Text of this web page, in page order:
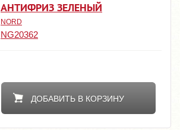
АНТИФРИЗ ЗЕЛЕНЫЙ
NORD
NG20362
ДОБАВИТЬ В КОРЗИНУ